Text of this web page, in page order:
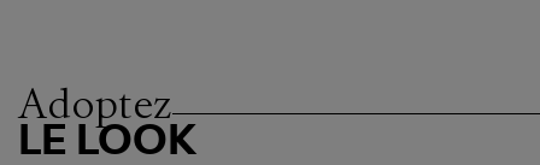
Adoptez
LE LOOK